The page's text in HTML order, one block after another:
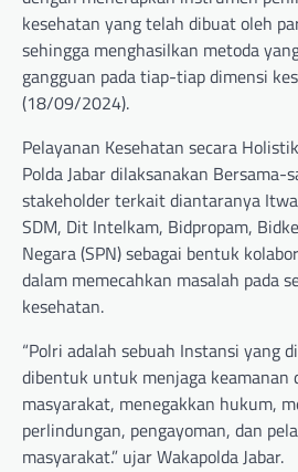
kesehatan yang telah dibuat oleh
sehingga menghasilkan metoda
gangguan pada tiap-tiap dimensi
(18/09/2024).
Pelayanan Kesehatan secara
Polda Jabar dilaksanakan Bersama-
stakeholder terkait diantaranya
SDM, Dit Intelkam, Bidpropam,
Negara (SPN) sebagai bentuk
dalam memecahkan masalah pada
kesehatan.
“Polri adalah sebuah Instansi yang
dibentuk untuk menjaga keamanan
masyarakat, menegakkan hukum,
perlindungan, pengayoman, dan
masyarakat.” ujar Wakapolda Jabar.